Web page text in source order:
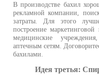
В производстве бахил
рекламной компании,
затраты. Для этого
построение
медицинские
аптечным сетям.
бахилами.
Идея третья: